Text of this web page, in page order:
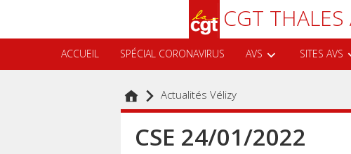
contenu
CGT THALES
ACCUEIL SPÉCIAL CORONAVIRUS AVS SITES AVS
Actualités Vélizy
CSE 24/01/2022